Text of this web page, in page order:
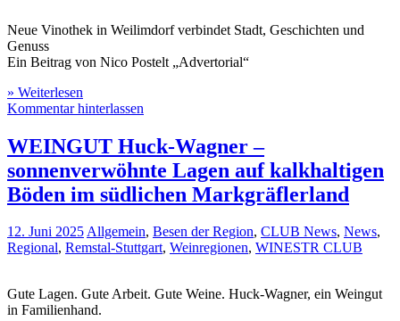
Neue Vinothek in Weilimdorf verbindet Stadt, Geschichten und
Genuss
Ein Beitrag von Nico Postelt „Advertorial“
» Weiterlesen
Kommentar hinterlassen
WEINGUT Huck-Wagner –
sonnenverwöhnte Lagen auf kalkhaltigen
Böden im südlichen Markgräflerland
12. Juni 2025Allgemein, Besen der Region, CLUB News, News,
Regional, Remstal-Stuttgart, Weinregionen, WINESTR CLUB
Gute Lagen. Gute Arbeit. Gute Weine. Huck-Wagner, ein Weingut
in Familienhand.